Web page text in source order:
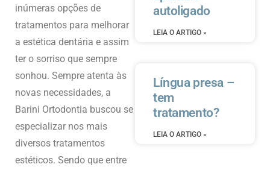
inúmeras opções de
tratamentos para melhorar
a estética dentária e assim
ter o sorriso que sempre
sonhou. Sempre atenta às
novas necessidades, a
Barini Ortodontia buscou se
especializar nos mais
diversos tratamentos
estéticos. Sendo que entre
autoligado
LEIA O ARTIGO »
Língua presa –
tem
tratamento?
LEIA O ARTIGO »